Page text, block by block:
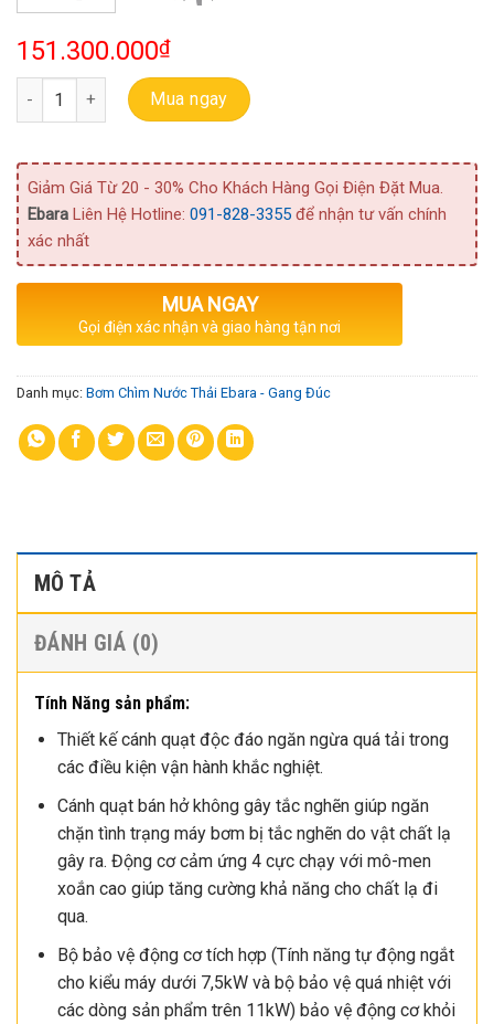
151.300.000₫
Bơm Chìm Thải Ebara 80 DL 5 15A (LL65) số lượng
Mua ngay
Giảm Giá Từ 20 - 30% Cho Khách Hàng Gọi Điện Đặt Mua.
Ebara Liên Hệ Hotline: 091-828-3355 để nhận tư vấn chính
xác nhất
MUA NGAY
Gọi điện xác nhận và giao hàng tận nơi
Danh mục: Bơm Chìm Nước Thải Ebara - Gang Đúc
MÔ TẢ
ĐÁNH GIÁ (0)
Tính Năng sản phẩm:
Thiết kế cánh quạt độc đáo ngăn ngừa quá tải trong
các điều kiện vận hành khắc nghiệt.
Cánh quạt bán hở không gây tắc nghẽn giúp ngăn
chặn tình trạng máy bơm bị tắc nghẽn do vật chất lạ
gây ra. Động cơ cảm ứng 4 cực chạy với mô-men
xoắn cao giúp tăng cường khả năng cho chất lạ đi
qua.
Bộ bảo vệ động cơ tích hợp (Tính năng tự động ngắt
cho kiểu máy dưới 7,5kW và bộ bảo vệ quá nhiệt với
các dòng sản phẩm trên 11kW) bảo vệ động cơ khỏi